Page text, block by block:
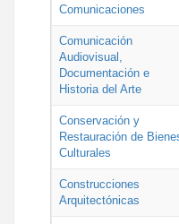
Comunicaciones
Comunicación
Audiovisual,
Documentación e
Historia del Arte
Conservación y
Restauración de
Culturales
Construcciones
Arquitectónicas